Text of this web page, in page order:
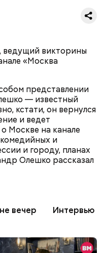
ведущий викторины
«Москва
представлении
— известный
кстати, он вернулся
и ведет
Москве на канале
и
и городу, планах
Олешко рассказал
вечер Интервью